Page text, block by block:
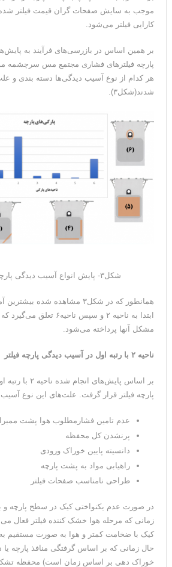
موجب به سایش صفحات گران قیمت فیلتر
کارایی فیلتر می‌شود.
بر همین اساس در بازرسی‌های فرآیند به
پارچه فیلترهای فشاری مجتمع مس سرچشمه
هر کدام از نوع آسیب دیدگی‌ها دسته بندی و
شدند(شکل۳).
شکل۳- پایش انواع آسیب دیدگی پارچه فیلترفشاری
همانطور که در شکل۳ مشاهده شده
ابتدا به ناحیه ۲ و سپس
مشکل آنها پرداخته می‌شود.
ناحیه ۲ با رتبه اول در آسیب دیدگی پارچه فیلتر
بر اساس پایش‌های
پارچه فیلتر قرار گرفت. علت‌های این نوع آسیب
عدم تامین فشارمطلوب هوا پشت
پرنشدن کل محفظه
دانسیته پایین خوراک ورودی
راهیابی مواد به پشت پارچه
طراحی نامناسب صفحات فیلتر
در صورت عدم یکنواختی کیک در سطح پارچه و
زمانی که مرحله هوا خشک کننده فیلتر فعال
کیک با ضخامت کمتر و هوا به صورت مستقیم
حال زمانی که بر اساس گرفتگی منافذ پارچه یا
خوراک دهی بر اساس زمان است) محفظه